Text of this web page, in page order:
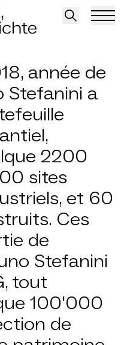
année de
Stefanini a
2200
sites
et 60
Ces
de
Stefanini
tout
100'000
de